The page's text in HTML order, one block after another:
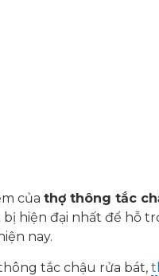
của thợ thông tắc
bị hiện đại nhất để hỗ
nay.
tắc chậu rửa bát,